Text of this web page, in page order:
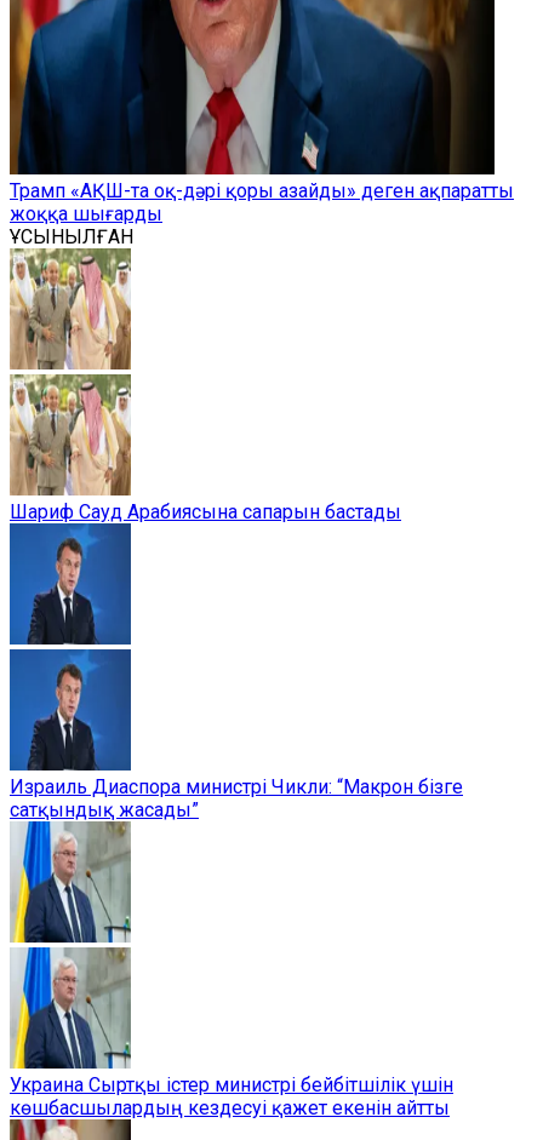
Трамп «АҚШ-та оқ-дәрі қоры азайды» деген ақпаратты
жоққа шығарды
ҰСЫНЫЛҒАН
Шариф Сауд Арабиясына сапарын бастады
Израиль Диаспора министрі Чикли: “Макрон бізге
сатқындық жасады”
Украина Сыртқы істер министрі бейбітшілік үшін
көшбасшылардың кездесуі қажет екенін айтты